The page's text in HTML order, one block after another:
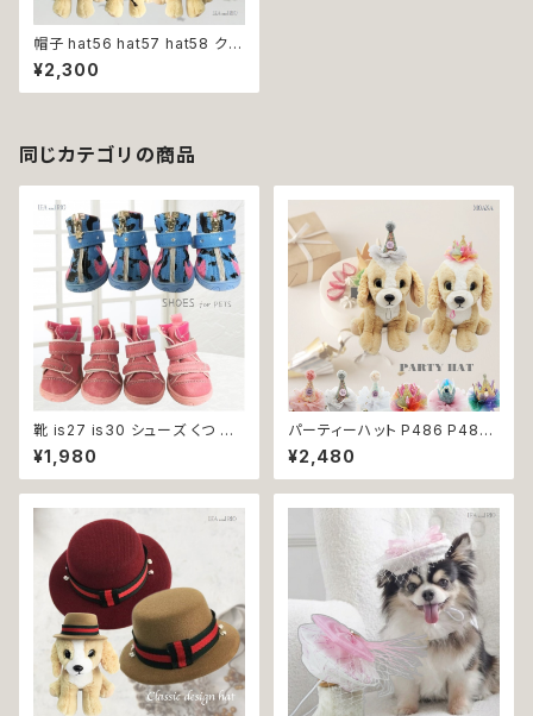
帽子 hat56 hat57 hat58 クリ
スマス レッド ピンク シルバー
とんがり帽子 パーティー 小物
アクセサリー フォーマル おしゃ
¥2,300
同じカテゴリの商品
靴 is27 is30 シューズ くつ ス
ニーカー ドッグシューズ けが予
防 肉球保護 履かせやすい 犬
猫 ペット 返品交換不可
¥1,980
パーティーハット P486 P487
P488 P489 P490 P491 三
角帽子 とんがり帽子 王冠 帽子
ハット 誕生日 パーティー ドック
ッグ ウェア ドッグウエア 犬洋服
犬の洋服 洋服 猫 猫服 猫の服
ペット 小型犬 中型犬 おしゃれ
かわいい 可愛い 返品交換不可
¥2,480